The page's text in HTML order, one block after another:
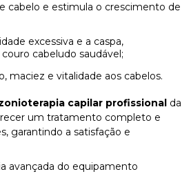
cabeludo saudável;
maciez e vitalidade aos cabelos.
capilar profissional da
um tratamento completo e
garantindo a satisfação e
avançada do equipamento